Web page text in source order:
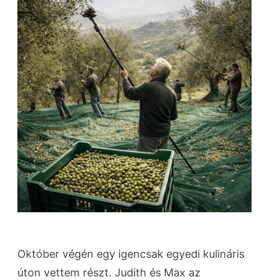
Október végén egy igencsak egyedi kulináris
úton vettem részt. Judith és Max az